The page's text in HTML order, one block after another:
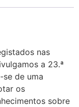
nas
a 23.ª
de uma
os
sobre